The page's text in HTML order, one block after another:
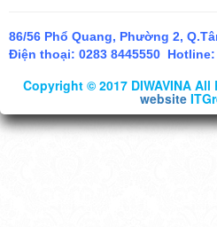
86/56 Phổ Quang, Phường 2,
Điện thoại: 0283 8445550 Hotline:
Copyright © 2017 DIWAVINA
website